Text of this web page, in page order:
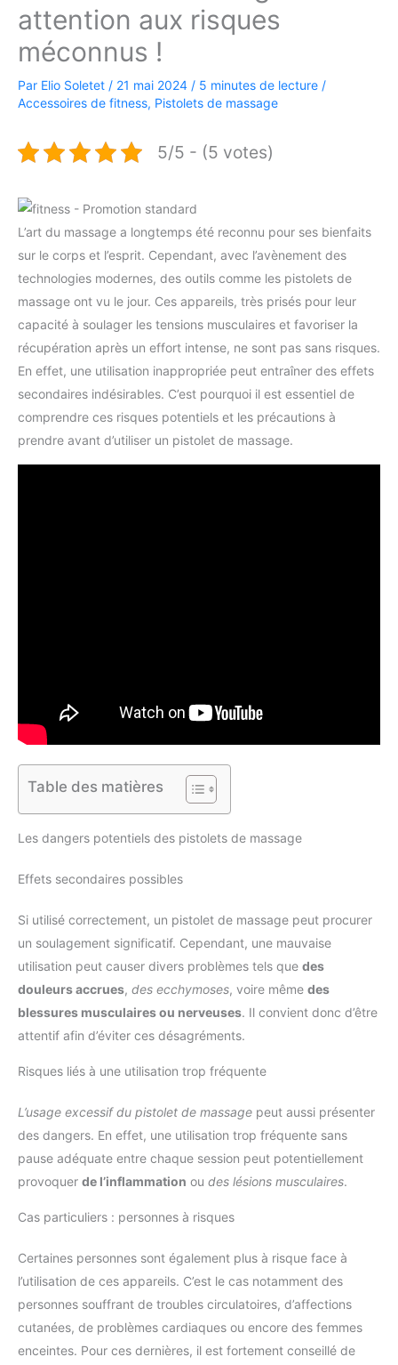
attention aux risques
méconnus !
Par Elio Soletet / 21 mai 2024 / 5 minutes de lecture /
Accessoires de fitness, Pistolets de massage
5/5 - (5 votes)
L’art du massage a longtemps été reconnu pour ses bienfaits
sur le corps et l’esprit. Cependant, avec l’avènement des
technologies modernes, des outils comme les pistolets de
massage ont vu le jour. Ces appareils, très prisés pour leur
capacité à soulager les tensions musculaires et favoriser la
récupération après un effort intense, ne sont pas sans risques.
En effet, une utilisation inappropriée peut entraîner des effets
secondaires indésirables. C’est pourquoi il est essentiel de
comprendre ces risques potentiels et les précautions à
prendre avant d’utiliser un pistolet de massage.
Table des matières
Les dangers potentiels des pistolets de massage
Effets secondaires possibles
Si utilisé correctement, un pistolet de massage peut procurer
un soulagement significatif. Cependant, une mauvaise
utilisation peut causer divers problèmes tels que des
douleurs accrues, des ecchymoses, voire même des
blessures musculaires ou nerveuses. Il convient donc d’être
attentif afin d’éviter ces désagréments.
Risques liés à une utilisation trop fréquente
L’usage excessif du pistolet de massage peut aussi présenter
des dangers. En effet, une utilisation trop fréquente sans
pause adéquate entre chaque session peut potentiellement
provoquer de l’inflammation ou des lésions musculaires.
Cas particuliers : personnes à risques
Certaines personnes sont également plus à risque face à
l’utilisation de ces appareils. C’est le cas notamment des
personnes souffrant de troubles circulatoires, d’affections
cutanées, de problèmes cardiaques ou encore des femmes
enceintes. Pour ces dernières, il est fortement conseillé de